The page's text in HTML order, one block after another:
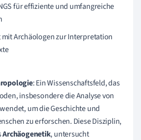
für effiziente und umfangreiche
Archäologen zur Interpretation
: Ein Wissenschaftsfeld, das
insbesondere die Analyse von
um die Geschichte und
zu erforschen. Diese Disziplin,
Archäogenetik, untersucht